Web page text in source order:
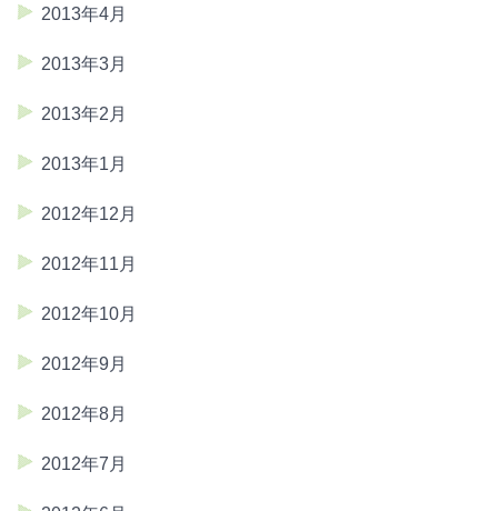
2013年4月
2013年3月
2013年2月
2013年1月
2012年12月
2012年11月
2012年10月
2012年9月
2012年8月
2012年7月